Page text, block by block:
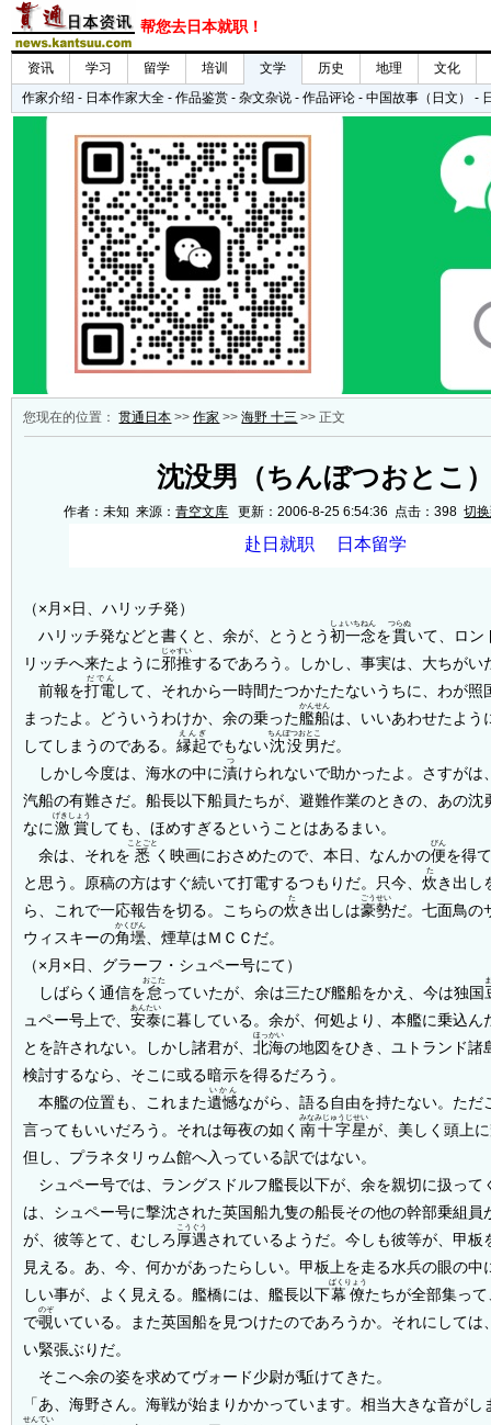
您现在的位置：贯通日本 >>作家 >>海野 十三 >> 正文
沈没男（ちんぼつおとこ
作者：未知 来源：青空文库 更新：2006-8-25 6:54:36 点击：398切
（×月×日、ハリッチ発）
ハリッチ発などと書くと、余が、とうとう初一念
しょいちねん
を貫
つらぬ
いて、ロン
リッチへ来たように邪推
じゃすい
するであろう。しかし、事実は、大ちがい
前報を打電
だでん
して、それから一時間たつかたたないうちに、わが照
まったよ。どういうわけか、余の乗った艦船
かんせん
は、いいあわせたよう
してしまうのである。縁起
えんぎ
でもない沈没男
ちんぼつおとこ
だ。
しかし今度は、海水の中に漬
つ
けられないで助かったよ。さすがは
汽船の有難さだ。船長以下船員たちが、避難作業のときの、あの沈
なに 激賞
げきしょう
しても、ほめすぎるということはあるまい。
余は、それを 悉
ことごと
く映画におさめたので、本日、なんかの便
びん
を得
と思う。原稿の方はすぐ続いて打電するつもりだ。只今、炊
た
き出し
ら、これで一応報告を切る。こちらの炊
た
き出しは豪勢
ごうせい
だ。七面鳥の
ウィスキーの角壜
かくびん
、煙草はＭＣＣだ。
（×月×日、グラーフ・シュペー号にて）
しばらく通信を怠
おこた
っていたが、余は三たび艦船をかえ、今は独国
ュペー号上で、安泰
あんたい
に暮している。余が、何処より、本艦に乗込ん
とを許されない。しかし諸君が、北海
ほっかい
の地図をひき、ユトランド諸
検討するなら、そこに或る暗示を得るだろう。
本艦の位置も、これまた遺憾
いかん
ながら、語る自由を持たない。ただ
言ってもいいだろう。それは毎夜の如く 南十字星
みなみじゅうじせい
が、美しく頭上
但し、プラネタリゥム館へ入っている訳ではない。
シュペー号では、ラングスドルフ艦長以下が、余を親切に扱って
は、シュペー号に撃沈された英国船九隻の船長その他の幹部乗組員
が、彼等とて、むしろ厚遇
こうぐう
されているようだ。今しも彼等が、甲板
見える。あ、今、何かがあったらしい。甲板上を走る水兵の眼の中
しい事が、よく見える。艦橋には、艦長以下幕僚
ばくりょう
たちが全部集っ
で覗
のぞ
いている。また英国船を見つけたのであろうか。それにしては
い緊張ぶりだ。
そこへ余の姿を求めてヴォード少尉が駈けてきた。
「あ、海野さん。海戦が始まりかかっています。相当大きな音がし
せんてい